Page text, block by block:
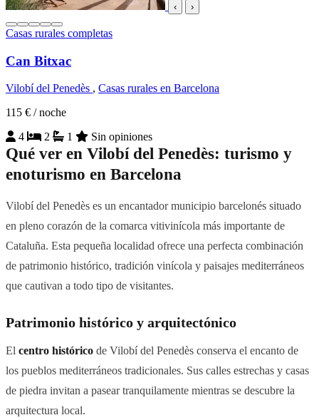
‹ ›
Casas rurales completas
Can Bitxac
Vilobí del Penedès , Casas rurales en Barcelona
115 € / noche
4
2 1 Sin opiniones
Qué ver en Vilobí del Penedès: turismo y
enoturismo en Barcelona
Vilobí del Penedès es un encantador municipio barcelonés situado
en pleno corazón de la comarca vitivinícola más importante de
Cataluña. Esta pequeña localidad ofrece una perfecta combinación
de patrimonio histórico, tradición vinícola y paisajes mediterráneos
que cautivan a todo tipo de visitantes.
Patrimonio histórico y arquitectónico
El centro histórico de Vilobí del Penedès conserva el encanto de
los pueblos mediterráneos tradicionales. Sus calles estrechas y casas
de piedra invitan a pasear tranquilamente mientras se descubre la
arquitectura local.